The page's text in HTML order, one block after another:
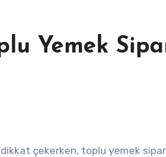
Yemek
çekerken, toplu yemek